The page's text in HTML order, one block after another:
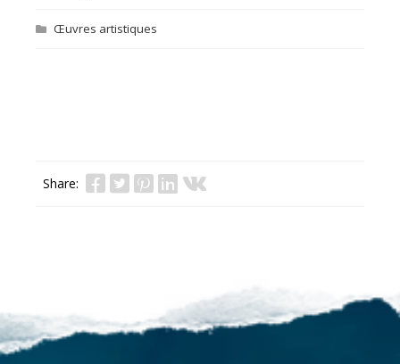
Œuvres artistiques
Share: